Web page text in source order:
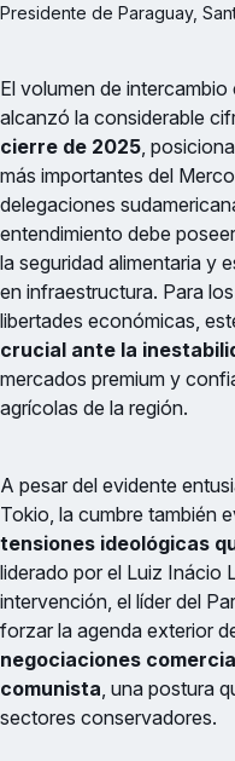
Presidente de Paraguay,
El volumen de
alcanzó la considerable
cierre de 2025 ,
más importantes del
delegaciones
entendimiento debe
la seguridad alimentaria y
en infraestructura. Para
libertades económicas,
crucial ante la
mercados premium y
agrícolas de la región.
A pesar del evidente
Tokio, la cumbre también
tensiones ideológicas
liderado por el Luiz Inácio
intervención, el líder del
forzar la agenda exterior
negociaciones
comunista , una postura
sectores conservadores.